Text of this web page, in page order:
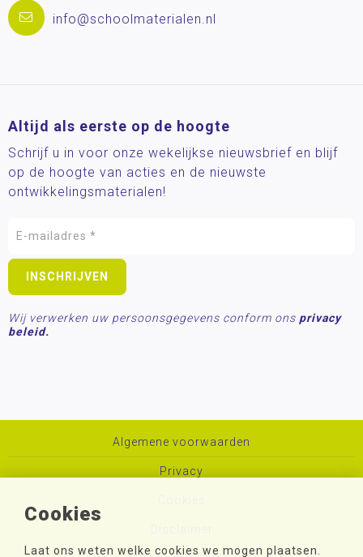
Cookies
Laat ons weten welke cookies we mogen plaatsen.
info@schoolmaterialen.nl
Altijd als eerste op de hoogte
Schrijf u in voor onze wekelijkse nieuwsbrief en blijf
op de hoogte van acties en de nieuwste
ontwikkelingsmaterialen!
Wij verwerken uw persoonsgegevens conform ons privacy
beleid.
Algemene voorwaarden
Privacy